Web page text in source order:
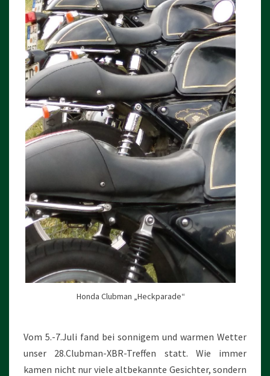
Honda Clubman „Heckparade“
Vom 5.-7.Juli fand bei sonnigem und warmen Wetter
unser 28.Clubman-XBR-Treffen statt. Wie immer
kamen nicht nur viele altbekannte Gesichter, sondern